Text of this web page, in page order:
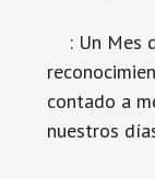
: Un Mes
contado a
nuestros